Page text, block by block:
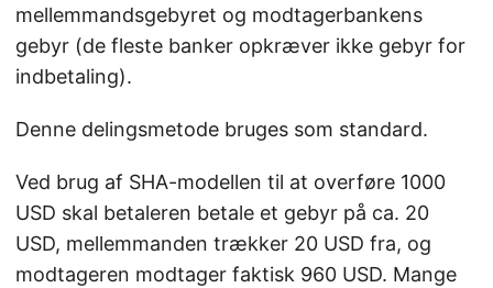
mellemmandsgebyret og modtagerbankens
gebyr (de fleste banker opkræver ikke gebyr for
indbetaling).
Denne delingsmetode bruges som standard.
Ved brug af SHA-modellen til at overføre 1000
USD skal betaleren betale et gebyr på ca. 20
USD, mellemmanden trækker 20 USD fra, og
modtageren modtager faktisk 960 USD. Mange